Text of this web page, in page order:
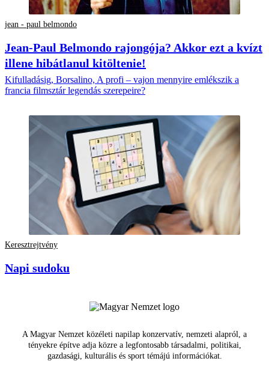
jean - paul belmondo
Jean-Paul Belmondo rajongója? Akkor ezt a kvízt
illene hibátlanul kitöltenie!
Kifulladásig, Borsalino, A profi – vajon mennyire emlékszik a
francia filmsztár legendás szerepeire?
Keresztrejtvény
Napi sudoku
A Magyar Nemzet közéleti napilap konzervatív, nemzeti alapról, a
tényekre építve adja közre a legfontosabb társadalmi, politikai,
gazdasági, kulturális és sport témájú információkat.